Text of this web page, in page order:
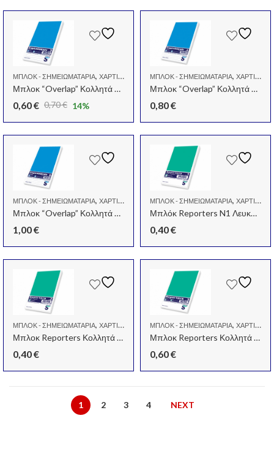
ΜΠΛΟΚ - ΣΗΜΕΙΩΜΑΤΆΡΙΑ, ΧΑΡΤΙΆ - ΜΠΛΌΚ - ΦΆΚΕΛΟΙ
Μπλοκ “Overlap” Κολλητά Ριγέ N3
0,70€
Original
0,70 €.
0,60€
Η
είναι:
0,60 €.
14%
ΜΠΛΟΚ - ΣΗΜΕΙΩΜΑΤΆΡΙΑ, ΧΑΡΤΙΆ - ΜΠΛΌΚ - ΦΆΚΕΛΟΙ
Μπλοκ “Overlap” Κολλητά Ριγέ N4
0,80€
ΜΠΛΟΚ - ΣΗΜΕΙΩΜΑΤΆΡΙΑ, ΧΑΡΤΙΆ - ΜΠΛΌΚ - ΦΆΚΕΛΟΙ
Μπλοκ “Overlap” Κολλητά Ριγέ N5
1,00€
ΜΠΛΟΚ - ΣΗΜΕΙΩΜΑΤΆΡΙΑ, ΧΑΡΤΙΆ - ΜΠΛΌΚ - ΦΆΚΕΛΟΙ
Μπλόκ Reporters N1 Λευκό Κολλητό
0,40€
ΜΠΛΟΚ - ΣΗΜΕΙΩΜΑΤΆΡΙΑ, ΧΑΡΤΙΆ - ΜΠΛΌΚ - ΦΆΚΕΛΟΙ
Μπλοκ Reporters Κολλητά Λευκά N2
0,40€
ΜΠΛΟΚ - ΣΗΜΕΙΩΜΑΤΆΡΙΑ, ΧΑΡΤΙΆ - ΜΠΛΌΚ - ΦΆΚΕΛΟΙ
Μπλοκ Reporters Κολλητά Λευκά N3
0,60€
1 2 3 4 NEXT